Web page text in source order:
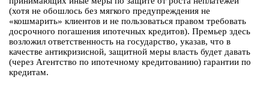
(хотя не обошлось без мягкого предупреждения не
«кошмарить» клиентов и не пользоваться правом требовать
досрочного погашения ипотечных кредитов). Премьер здесь
возложил ответственность на государство, указав, что в
качестве антикризисной, защитной меры власть будет давать
(через Агентство по ипотечному кредитованию) гарантии по
кредитам.